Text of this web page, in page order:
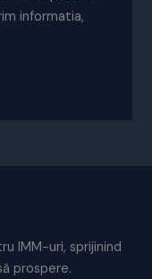
informatia,
IMM-uri, sprijinind
prospere.